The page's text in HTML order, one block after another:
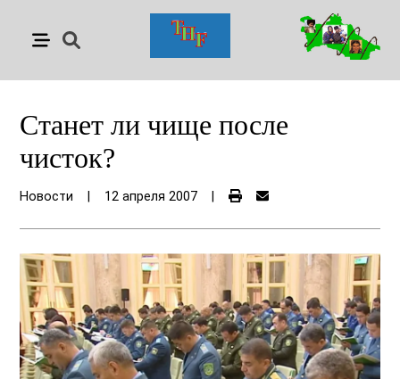
Станет ли чище после
чисток?
Новости 12 апреля 2007